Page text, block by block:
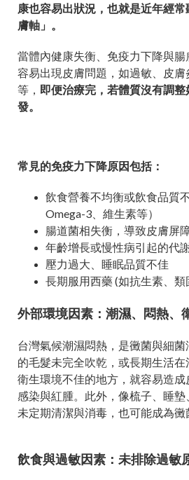
康也容易出狀況，也就是近年經
膚軸」。
當體內健康失衡、免疫力下降與
容易出現皮膚問題，如過敏、皮
等， 即便治療完，若體質沒有調
發。
常見的免疫力下降原因包括：
飲食營養不均衡或飲食品質
Omega-3、維生素等）
腸道菌相失衡，導致皮膚屏
年齡增長或慢性病引起的代
壓力過大、睡眠品質不佳
長期服用西藥 (如抗生素、類
外部環境因素：潮濕、悶熱、
台灣氣候潮濕悶熱，是黴菌與細
的毛髮未完全吹乾，或長期生活在
衛生環境不佳的地方，就容易造
感染與紅腫。此外，像梳子、睡
未定期清潔與消毒，也可能成為黴
飲食與過敏因素：未排除過敏